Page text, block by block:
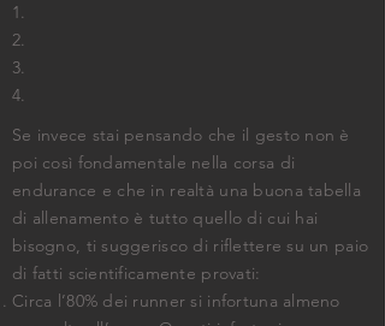
1.
2.
3.
4.
Se invece stai pensando che il gesto non è
poi così fondamentale nella corsa di
endurance e che in realtà una buona tabella
di allenamento è tutto quello di cui hai
bisogno, ti suggerisco di riflettere su un paio
di fatti scientificamente provati:
Circa l’80% dei runner si infortuna almeno